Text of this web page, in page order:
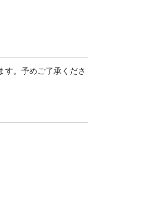
。予めご了承くださ